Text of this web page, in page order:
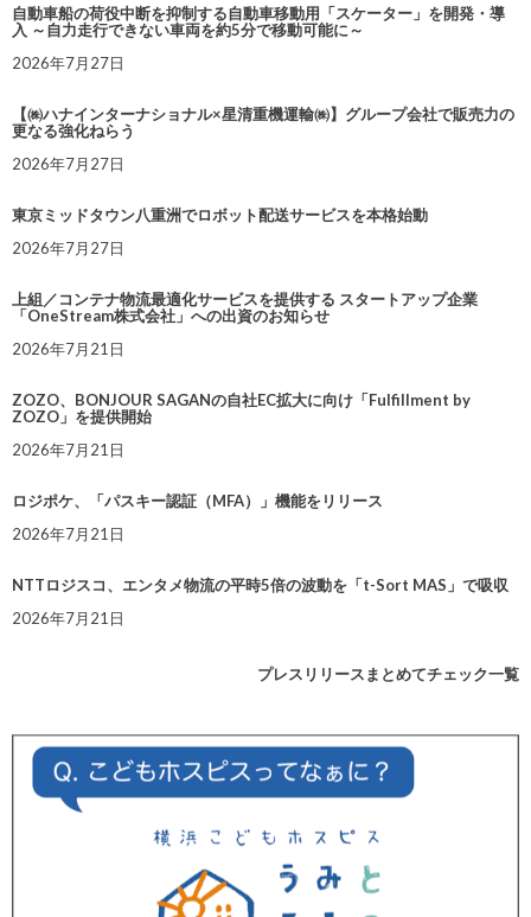
自動車船の荷役中断を抑制する自動車移動用「スケーター」を開発・導
入 ～自力走行できない車両を約5分で移動可能に～
2026年7月27日
【㈱ハナインターナショナル×星清重機運輸㈱】グループ会社で販売力の
更なる強化ねらう
2026年7月27日
東京ミッドタウン八重洲でロボット配送サービスを本格始動
2026年7月27日
上組／コンテナ物流最適化サービスを提供する スタートアップ企業
「OneStream株式会社」への出資のお知らせ
2026年7月21日
ZOZO、BONJOUR SAGANの自社EC拡大に向け「Fulfillment by
ZOZO」を提供開始
2026年7月21日
ロジポケ、「パスキー認証（MFA）」機能をリリース
2026年7月21日
NTTロジスコ、エンタメ物流の平時5倍の波動を「t-Sort MAS」で吸収
2026年7月21日
プレスリリースまとめてチェック一覧